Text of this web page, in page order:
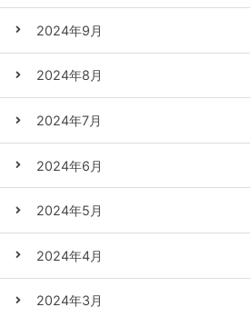
2024年9月
2024年8月
2024年7月
2024年6月
2024年5月
2024年4月
2024年3月